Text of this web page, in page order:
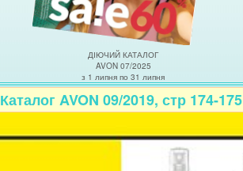
ДІЮЧИЙ КАТАЛОГ
AVON 07/2025
з 1 липня по 31 липня
Каталог AVON 09/2019, стр 174-175